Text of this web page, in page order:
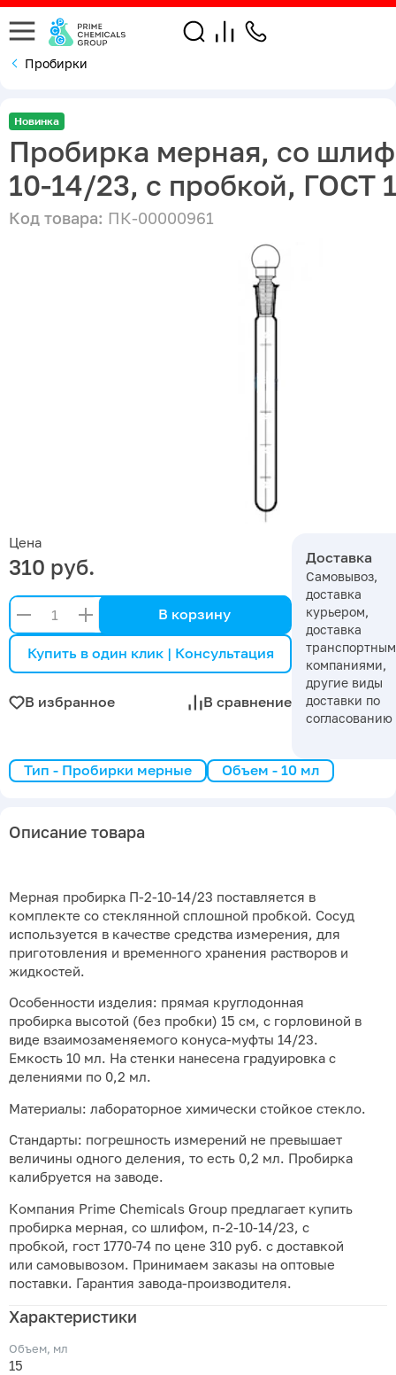
Пробирки
Новинка
Пробирка мерная, со
10-14/23, с пробкой, ГОСТ
Код товара: ПК-00000961
Цена
310 руб.
В корзину
Купить в один клик | Консультация
В избранное В сравнение
Доставка
Самовывоз,
доставка
курьером,
доставка
компаниями,
другие виды
доставки по
согласованию
Тип - Пробирки мерные Объем - 10 мл
Описание товара
Мерная пробирка П-2-10-14/23 поставляется в
комплекте со стеклянной сплошной пробкой. Сосуд
используется в качестве средства измерения, для
приготовления и временного хранения растворов и
жидкостей.
Особенности изделия: прямая круглодонная
пробирка высотой (без пробки) 15 см, с горловиной в
виде взаимозаменяемого конуса-муфты 14/23.
Емкость 10 мл. На стенки нанесена градуировка с
делениями по 0,2 мл.
Материалы: лабораторное химически стойкое стекло.
Стандарты: погрешность измерений не превышает
величины одного деления, то есть 0,2 мл. Пробирка
калибруется на заводе.
Компания Prime Chemicals Group предлагает купить
пробирка мерная, со шлифом, п-2-10-14/23, с
пробкой, гост 1770-74 по цене 310 руб. с доставкой
или самовывозом. Принимаем заказы на оптовые
поставки. Гарантия завода-производителя.
Характеристики
Объем, мл
15